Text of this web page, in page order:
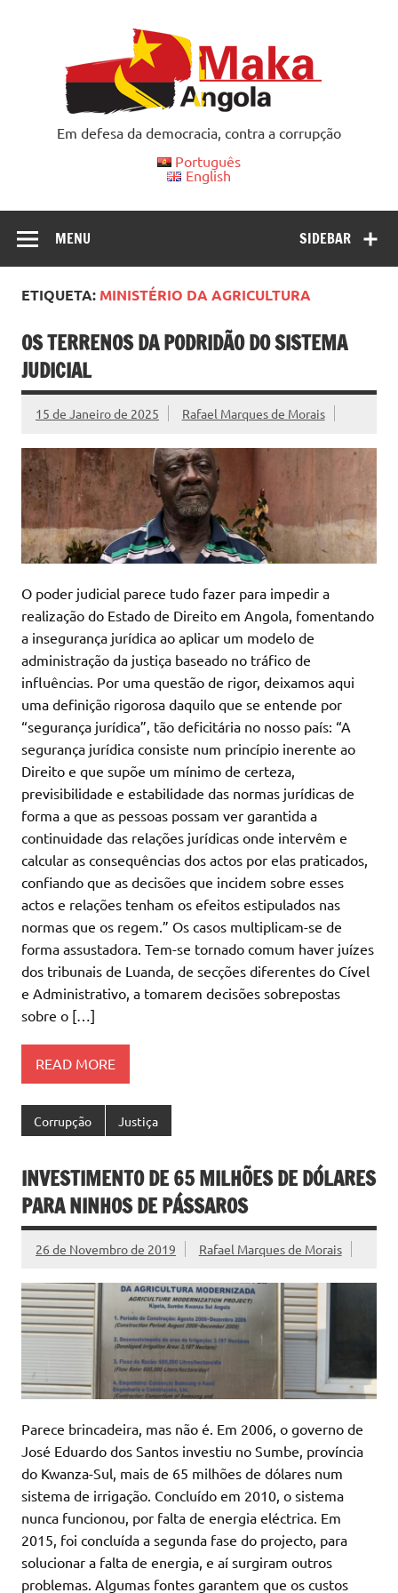
Em defesa da democracia, contra a corrupção
Português
English
SIDEBAR
MENU
ETIQUETA: MINISTÉRIO DA AGRICULTURA
OS TERRENOS DA PODRIDÃO DO SISTEMA
JUDICIAL
15 de Janeiro de 2025 Rafael Marques de Morais
O poder judicial parece tudo fazer para impedir a
realização do Estado de Direito em Angola, fomentando
a insegurança jurídica ao aplicar um modelo de
administração da justiça baseado no tráfico de
influências. Por uma questão de rigor, deixamos aqui
uma definição rigorosa daquilo que se entende por
“segurança jurídica”, tão deficitária no nosso país: “A
segurança jurídica consiste num princípio inerente ao
Direito e que supõe um mínimo de certeza,
previsibilidade e estabilidade das normas jurídicas de
forma a que as pessoas possam ver garantida a
continuidade das relações jurídicas onde intervêm e
calcular as consequências dos actos por elas praticados,
confiando que as decisões que incidem sobre esses
actos e relações tenham os efeitos estipulados nas
normas que os regem.” Os casos multiplicam-se de
forma assustadora. Tem-se tornado comum haver juízes
dos tribunais de Luanda, de secções diferentes do Cível
e Administrativo, a tomarem decisões sobrepostas
sobre o […]
READ MORE
Corrupção Justiça
INVESTIMENTO DE 65 MILHÕES DE DÓLARES
PARA NINHOS DE PÁSSAROS
26 de Novembro de 2019 Rafael Marques de Morais
Parece brincadeira, mas não é. Em 2006, o governo de
José Eduardo dos Santos investiu no Sumbe, província
do Kwanza-Sul, mais de 65 milhões de dólares num
sistema de irrigação. Concluído em 2010, o sistema
nunca funcionou, por falta de energia eléctrica. Em
2015, foi concluída a segunda fase do projecto, para
solucionar a falta de energia, e aí surgiram outros
problemas. Algumas fontes garantem que os custos